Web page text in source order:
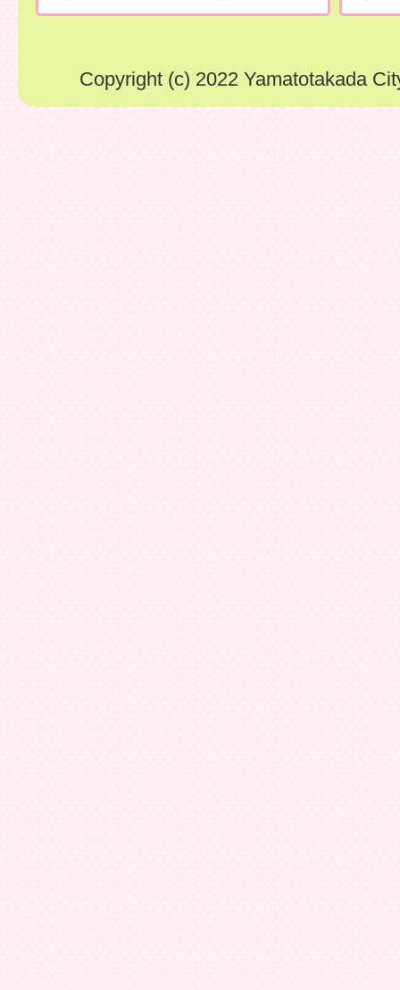
Copyright (c) 2022 Yamatotakada